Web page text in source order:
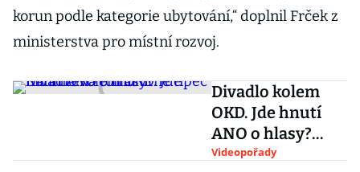
korun podle kategorie ubytování,“ doplnil Frček z
ministerstva pro místní rozvoj.
Divadlo kolem
OKD. Jde hnutí
ANO o hlasy?
Karanténa tomu
Videopořady